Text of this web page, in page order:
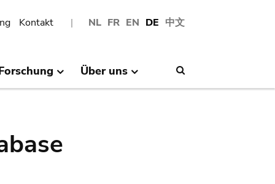
NL FR EN DE 中文
Kontakt
Über uns